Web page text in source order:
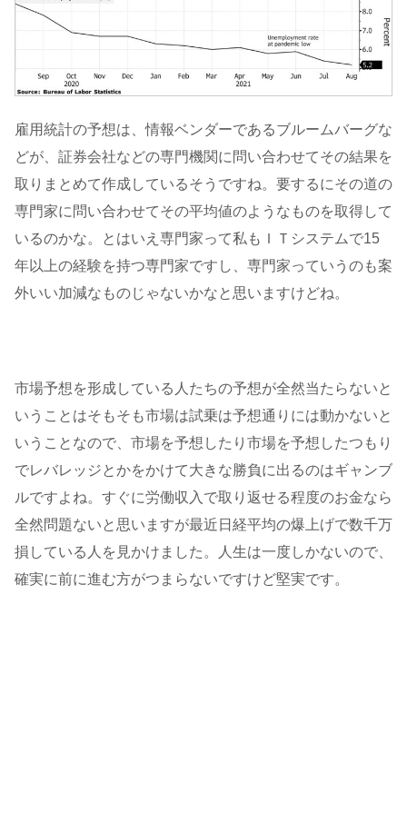
雇用統計の予想は、情報ベンダーであるブルームバーグな
どが、証券会社などの専門機関に問い合わせてその結果を
取りまとめて作成しているそうですね。要するにその道の
専門家に問い合わせてその平均値のようなものを取得して
いるのかな。とはいえ専門家って私もＩＴシステムで15
年以上の経験を持つ専門家ですし、専門家っていうのも案
外いい加減なものじゃないかなと思いますけどね。
市場予想を形成している人たちの予想が全然当たらないと
いうことはそもそも市場は試乗は予想通りには動かないと
いうことなので、市場を予想したり市場を予想したつもり
でレバレッジとかをかけて大きな勝負に出るのはギャンブ
ルですよね。すぐに労働収入で取り返せる程度のお金なら
全然問題ないと思いますが最近日経平均の爆上げで数千万
損している人を見かけました。人生は一度しかないので、
確実に前に進む方がつまらないですけど堅実です。